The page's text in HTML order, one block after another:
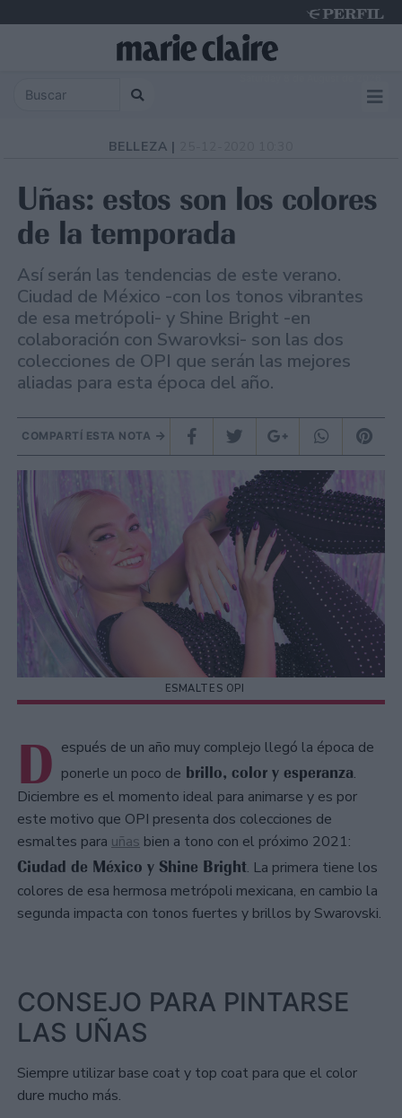
BELLEZA |
Uñas: estos son los colores
de la temporada
Así serán las tendencias de este verano.
Ciudad de México -con los tonos vibrantes
de esa metrópoli- y Shine Bright -en
colaboración con Swarovksi- son las dos
colecciones de OPI que serán las mejores
aliadas para esta época del año.
COMPARTÍ ESTA NOTA
ESMALTES OPI
D espués de un año muy complejo llegó la época de
ponerle un poco de brillo, color y esperanza.
Diciembre es el momento ideal para animarse y es por
este motivo que OPI presenta dos colecciones de
esmaltes para uñas bien a tono con el próximo 2021:
Ciudad de México y Shine Bright. La primera tiene los
colores de esa hermosa metrópoli mexicana, en cambio la
segunda impacta con tonos fuertes y brillos by Swarovski.
CONSEJO PARA PINTARSE
LAS UÑAS
Siempre utilizar base coat y top coat para que el color
dure mucho más.